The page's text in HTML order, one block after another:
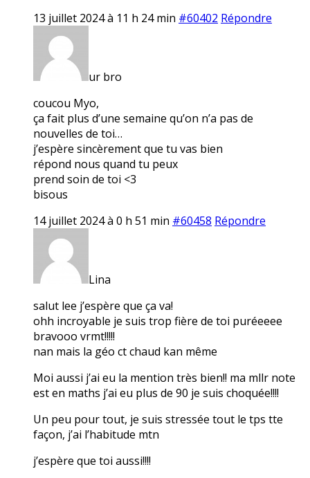
13 juillet 2024 à 11 h 24 min #60402 Répondre
ur bro
coucou Myo,
ça fait plus d’une semaine qu’on n’a pas de
nouvelles de toi…
j’espère sincèrement que tu vas bien
répond nous quand tu peux
prend soin de toi <3
bisous
14 juillet 2024 à 0 h 51 min #60458 Répondre
Lina
salut lee j’espère que ça va!
ohh incroyable je suis trop fière de toi puréeeee
bravooo vrmt!!!!!
nan mais la géo ct chaud kan même
Moi aussi j’ai eu la mention très bien!! ma mllr note
est en maths j’ai eu plus de 90 je suis choquée!!!!
Un peu pour tout, je suis stressée tout le tps tte
façon, j’ai l’habitude mtn
j’espère que toi aussi!!!!